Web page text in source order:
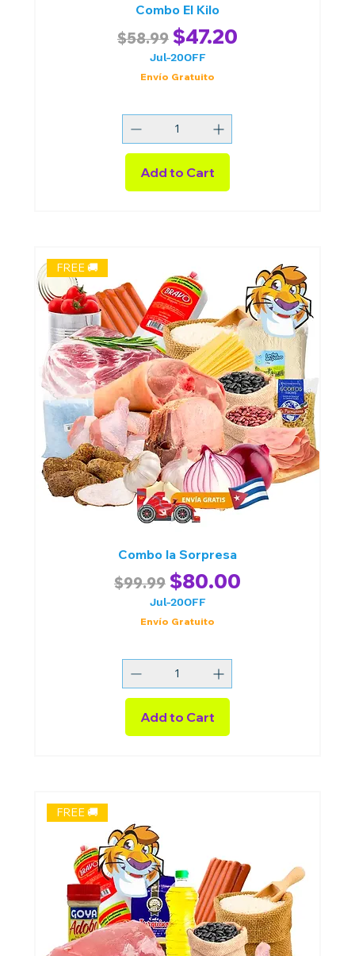
Combo El Kilo
Regular Price
$58.99 Sale Price
$47.20
Jul-20OFF
Envío Gratuito
Add to Cart
FREE 🚚
Combo la Sorpresa
Regular Price
$99.99 Sale Price
$80.00
Jul-20OFF
Envío Gratuito
Add to Cart
FREE 🚚